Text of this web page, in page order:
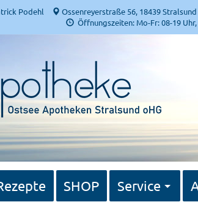
Podehl Ossenreyerstraße 56, 18439 Stralsund
Öffnungszeiten: Mo-Fr: 08-19 Uhr,
SHOP Service